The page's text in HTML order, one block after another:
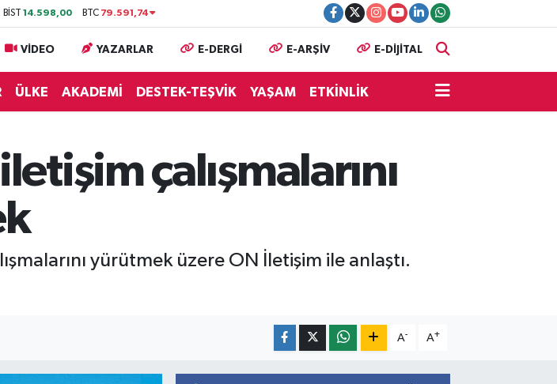
BİST14.598,00 BTC 79.591,74
VİDEO YAZARLAR E-DERGİ E-ARŞİV E-DİJİTAL
ÜLKE AKADEMİ DESTEK-TEŞVİK YAŞAM ETKİNLİK
çalışmalarını
yürütmek üzere ON İletişim ile anlaştı.
A- A+